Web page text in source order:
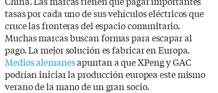
tasas por cada uno de sus vehículos eléctricos que
cruce las fronteras del espacio comunitario.
Muchas marcas buscan formas para escapar al
pago. La mejor solución es fabricar en Europa.
Medios alemanesapuntan a que XPeng y GAC
podrían iniciar la producción europea este mismo
verano de la mano de un gran socio.